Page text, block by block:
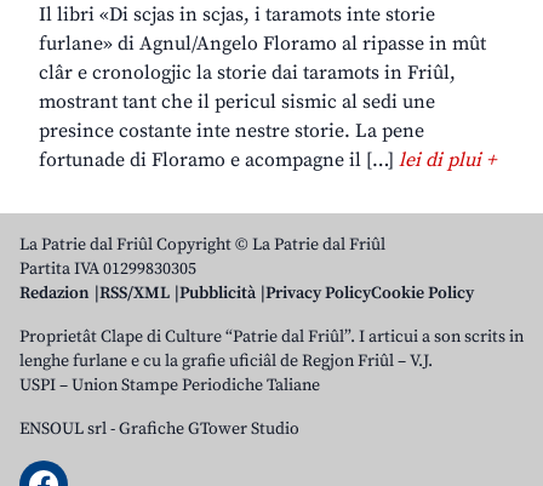
Il libri «Di scjas in scjas, i taramots inte storie
furlane» di Agnul/Angelo Floramo al ripasse in mût
clâr e cronologjic la storie dai taramots in Friûl,
mostrant tant che il pericul sismic al sedi une
presince costante inte nestre storie. La pene
fortunade di Floramo e acompagne il […] lei di plui +
La Patrie dal Friûl Copyright © La Patrie dal Friûl
Partita IVA 01299830305
Redazion RSS/XML Pubblicità Privacy PolicyCookie Policy
Proprietât Clape di Culture “Patrie dal Friûl”. I articui a son scrits in
lenghe furlane e cu la grafie uficiâl de Regjon Friûl – V.J.
USPI – Union Stampe Periodiche Taliane
ENSOUL srl-Grafiche GTower Studio